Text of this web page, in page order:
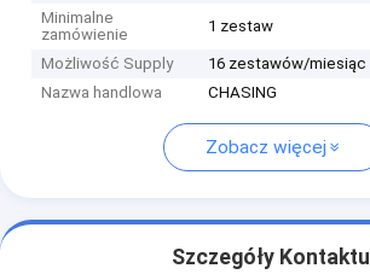
Minimalne
zamówienie
1 zestaw
Możliwość Supply
16 zestawów/miesiąc
Nazwa handlowa
CHASING
Zobacz więcej
Szczegóły Kontaktu